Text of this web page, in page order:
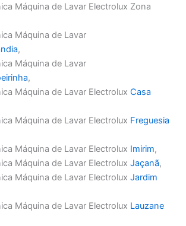
Máquina de Lavar Electrolux Zona
Máquina de Lavar
,
Máquina de Lavar
,
Máquina de Lavar ElectroluxCasa
Máquina de Lavar Electrolux Freguesia
Máquina de Lavar Electrolux Imirim,
Máquina de Lavar ElectroluxJaçanã,
Máquina de Lavar ElectroluxJardim
Máquina de Lavar Electrolux Lauzane